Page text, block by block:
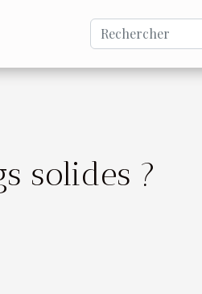
solides ?